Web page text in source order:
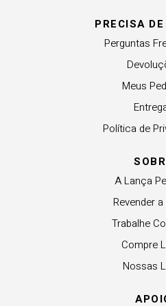
PRECISA
Perguntas
Meus
Política de
A Lança
Revender
Trabalhe
Compre
Nossas